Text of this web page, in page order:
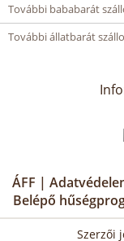
További bababarát
További állatbarát
ÁFF |
Belépő
Szerzői